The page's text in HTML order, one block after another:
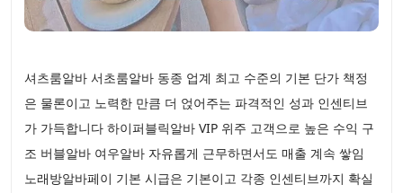
셔츠룸알바 서초룸알바 동종 업계 최고 수준의 기본 단가 책정
은 물론이고 노력한 만큼 더 얹어주는 파격적인 성과 인센티브
가 가득합니다 하이퍼블릭알바 VIP 위주 고객으로 높은 수익 구
조 버블알바 여우알바 자유롭게 근무하면서도 매출 계속 쌓임
노래방알바페이 기본 시급은 기본이고 각종 인센티브까지 확실